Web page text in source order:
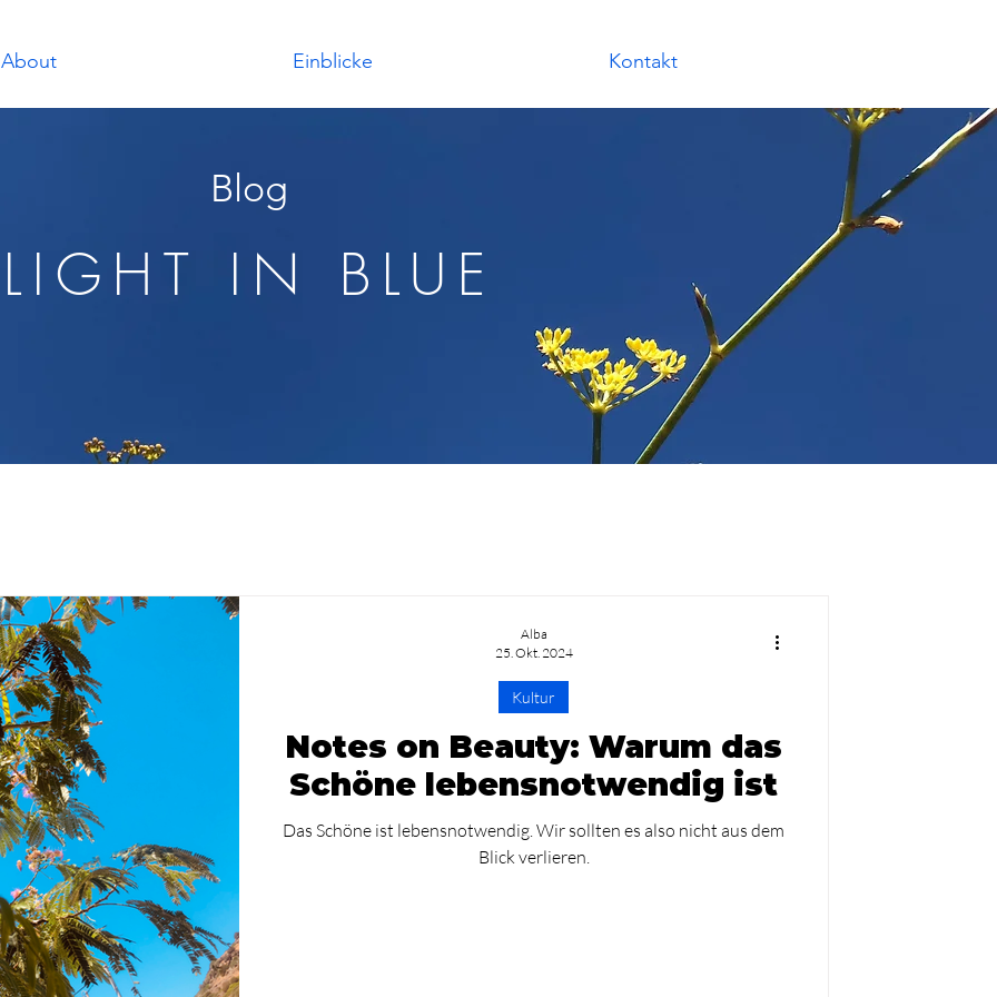
About Einblicke Kontakt
Blog
LIGHT IN BLUE
Notes on Beauty: Warum das
Schöne lebensnotwendig ist
Das Schöne ist lebensnotwendig. Wir sollten es also nicht aus dem
Blick verlieren.
Kultur
Alba
25. Okt. 2024